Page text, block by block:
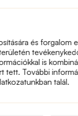
és forgalom
is
tett. További
talál.
Kapcsolat
Honlaptérkép